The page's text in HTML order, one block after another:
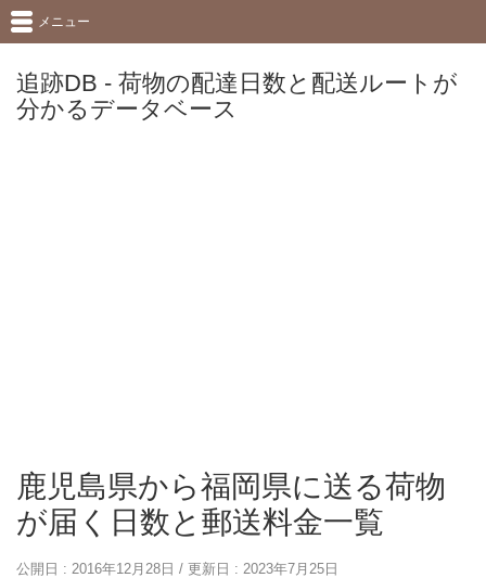
追跡DB - 荷物の配達日数と配送ルートが
分かるデータベース
メニュー
鹿児島県から福岡県に送る荷物
が届く日数と郵送料金一覧
公開日 : 2016年12月28日 / 更新日 : 2023年7月25日